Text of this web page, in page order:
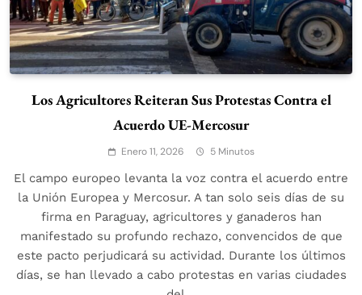
Los Agricultores Reiteran Sus Protestas Contra el
Acuerdo UE-Mercosur
Enero 11, 2026 5 Minutos
El campo europeo levanta la voz contra el acuerdo entre
la Unión Europea y Mercosur. A tan solo seis días de su
firma en Paraguay, agricultores y ganaderos han
manifestado su profundo rechazo, convencidos de que
este pacto perjudicará su actividad. Durante los últimos
días, se han llevado a cabo protestas en varias ciudades